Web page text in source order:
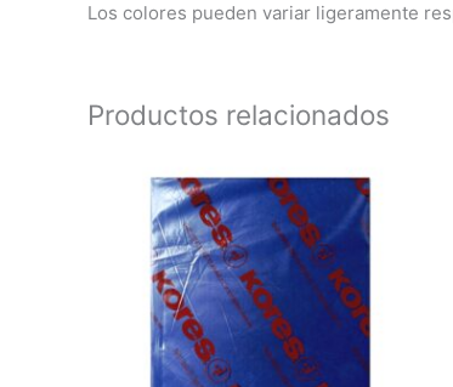
Los colores pueden variar ligeramente
Productos relacionados